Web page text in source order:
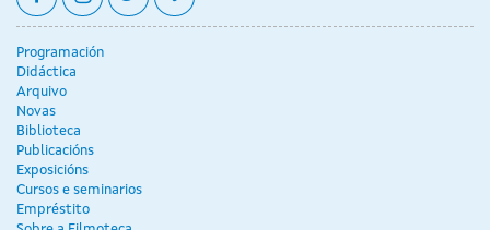
Programación
Didáctica
Arquivo
Novas
Biblioteca
Publicacións
Exposicións
Cursos e seminarios
Empréstito